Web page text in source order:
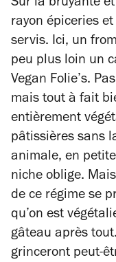
Sur la bruyante
rayon épiceries
servis. Ici, un
peu plus loin un
Vegan Folie’s.
mais tout à fait
entièrement
pâtissières sans
animale, en
niche oblige.
de ce régime se
qu’on est
gâteau après
grinceront peut-